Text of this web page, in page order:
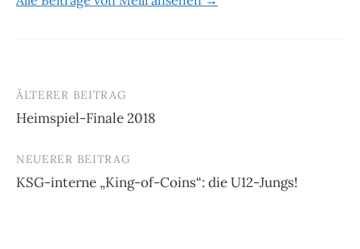
Beitrags-
Navigation
ÄLTERER BEITRAG
Heimspiel-Finale 2018
NEUERER BEITRAG
KSG-interne „King-of-Coins“: die U12-Jungs!